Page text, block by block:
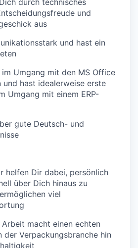
durch technisches
und
aus
und hast ein
Umgang mit den MS Office
und hast idealerweise erste
Umgang mit einem ERP-
gute Deutsch- und
helfen Dir dabei, persönlich
über Dich hinaus zu
viel
macht einen echten
der Verpackungsbranche hin